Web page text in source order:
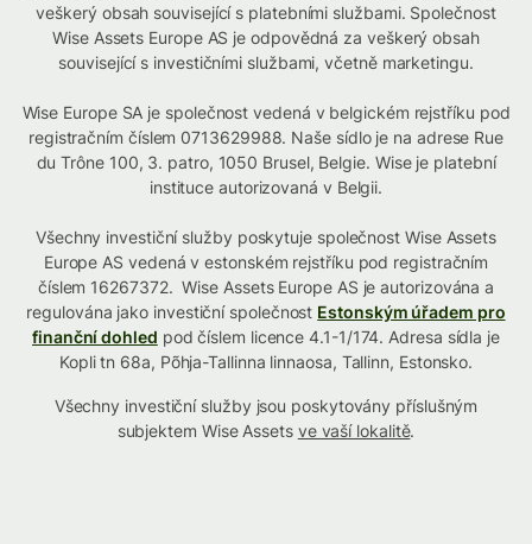
veškerý obsah související s platebními službami. Společnost
Wise Assets Europe AS je odpovědná za veškerý obsah
související s investičními službami, včetně marketingu.
Wise Europe SA je společnost vedená v belgickém rejstříku pod
registračním číslem 0713629988. Naše sídlo je na adrese Rue
du Trône 100, 3. patro, 1050 Brusel, Belgie. Wise je platební
instituce autorizovaná v Belgii.
Všechny investiční služby poskytuje společnost Wise Assets
Europe AS vedená v estonském rejstříku pod registračním
číslem 16267372. Wise Assets Europe AS je autorizována a
regulována jako investiční společnost Estonským úřadem pro
finanční dohled pod číslem licence 4.1-1/174. Adresa sídla je
Kopli tn 68a, Põhja-Tallinna linnaosa, Tallinn, Estonsko.
Všechny investiční služby jsou poskytovány příslušným
subjektem Wise Assets ve vaší lokalitě.